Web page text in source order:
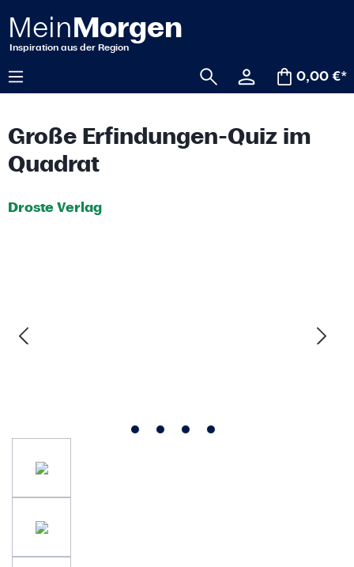
springen
0,00 €*
Große Erfindungen-Quiz im
Quadrat
Droste Verlag